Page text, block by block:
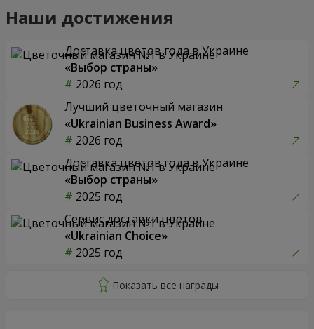
Наши достижения
Доставка цветов года в Украине
«Выбор страны»
2026 год
Лучший цветочный магазин
«Ukrainian Business Award»
2026 год
Доставка цветов года в Украине
«Выбор страны»
2025 год
Сервис доставки цветов
«Ukrainian Choice»
2025 год